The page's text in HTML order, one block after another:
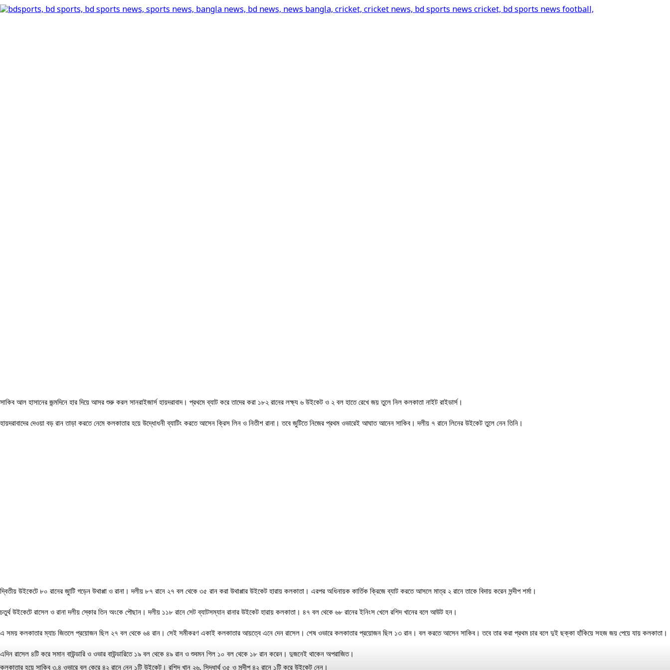
সাকিব আল হাসানের জন্মদিনে হার দিয়ে আসর শুরু করল সানরাইজার্স হায়দরাবাদ। প্রথমে ব্যাট করে তাদের করা ১৮২ রানের লক্ষ্য ৬ উইকেট ও ২ বল হাতে রেখে জয় তুলে নিল কলকাতা নাইট রাইডার্স।
হায়দরাবাদের দেওয়া বড় রান তাড়া করতে নেমে কলকাতার হয়ে উদ্ধোধনী ব্যাটিং করতে আসেন ক্রিস লিন ও নিতীশ রানা। তবে জুটিতে নিজের প্রথম ওভারেই আঘাত আনেন সাকিব। দলীয় ৭ রানে লিনের উইকেট তুলে নেন তিনি।
দ্বিতীয় উইকেটে ৮০ রানের জুাটি গড়েন উথাপ্পা ও রানা। দলীয় ৮৭ রানে ২৭ বল থেকে ৩৫ রান করা উথাপ্পার উইকেট হারায় কলকাতা। এরপর অধিনায়ক কার্তিক ক্রিজে ব্যাট করতে আসলে মাত্র ২ রানে তাকে বিদায় করেন সন্দীপ শর্মা।
চতুর্থ উইকেটে রাসেল ও রানা দলীয় স্কোর তিন অংকে পৌছান। দলীয় ১১৮ রানে সেট ব্যাটসম্যান রানার উইকেট হারায় কলকাতা। ৪৭ বল থেকে ৬৮ রানের ইনিংস খেলে রশিদ খানের বলে আউট হন।
এ সময় কলকাতার ম্যাচ জিতলে প্রয়োজন ছিল ২৭ বল থেকে ৬৪ রান। সেই সমীকরণ একাই কলকাতার আয়ত্বে এনে দেন রাসেল। শেষ ওভারে কলকাতার প্রয়োজন ছিল ১৩ রান। বল করতে আসেন সাকিব। তবে তার করা প্রথম চার বলে দুই ছক্কা হাঁকিয়ে সহজ জয় পেয়ে যায় কলকাতা।
এদিন রাসেল ৪টি করে সমান বাউন্ডারি ও ওভার বাউন্ডারিতে ১৯ বল থেকে ৪৯ রান ও শুবমন গিল ১০ বল থেকে ১৮ রান করেন। দুজনেই থাকেন অপরাজিত।
কলকাতার হয়ে সাকিব ৩.৪ ওভারে বল কেরে ৪২ রানে নেন ১টি উইকেট। রশিদ খান ২৬, সিদ্ধার্থ ৩৫ ও সন্দীপ ৪২ রানে ১টি করে উইকেট নেন।